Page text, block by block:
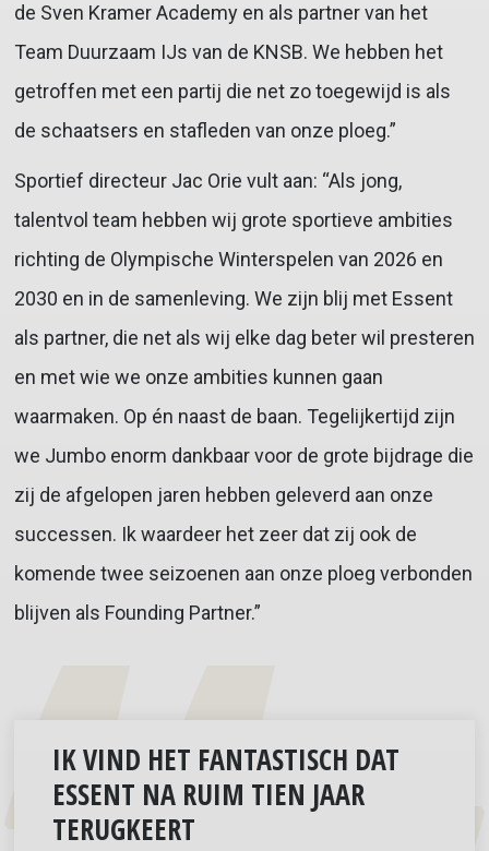
de Sven Kramer Academy en als partner van het
Team Duurzaam IJs van de KNSB. We hebben het
getroffen met een partij die net zo toegewijd is als
de schaatsers en stafleden van onze ploeg.”
Sportief directeur Jac Orie vult aan: “Als jong,
talentvol team hebben wij grote sportieve ambities
richting de Olympische Winterspelen van 2026 en
2030 en in de samenleving. We zijn blij met Essent
als partner, die net als wij elke dag beter wil presteren
en met wie we onze ambities kunnen gaan
waarmaken. Op én naast de baan. Tegelijkertijd zijn
we Jumbo enorm dankbaar voor de grote bijdrage die
zij de afgelopen jaren hebben geleverd aan onze
successen. Ik waardeer het zeer dat zij ook de
komende twee seizoenen aan onze ploeg verbonden
blijven als Founding Partner.”
IK VIND HET FANTASTISCH DAT
ESSENT NA RUIM TIEN JAAR
TERUGKEERT